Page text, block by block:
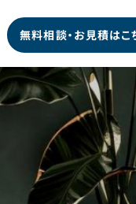
無料相談・お見積はこ